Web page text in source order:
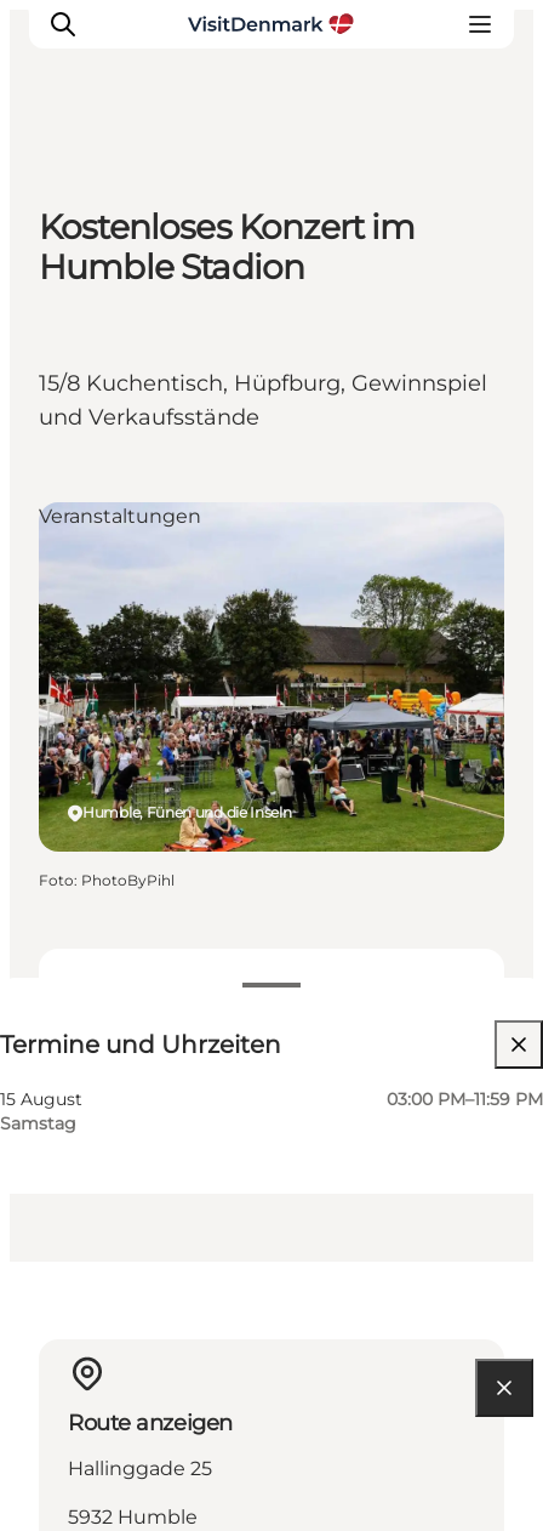
Inspiration
Regionen
Erlebnisse
Kostenloses Konzert im
Humble Stadion
15/8 Kuchentisch, Hüpfburg, Gewinnspiel
und Verkaufsstände
Termine und Uhrzeiten
Termine und Uhrzeiten
15 August
Samstag
03:00 PM–11:59 PM
Kostenlos
Humble, Fünen und die Inseln
Veranstaltungen
Foto: PhotoByPihl
Route anzeigen
Hallinggade 25
5932 Humble